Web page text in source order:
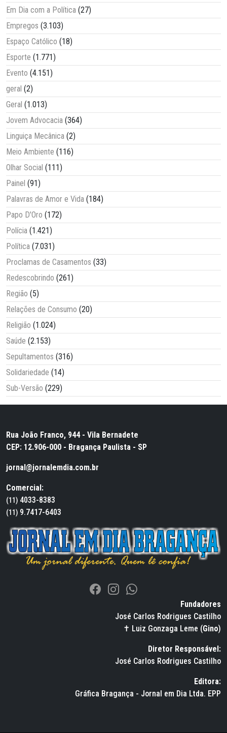
Em Dia com a Política (27)
Empregos (3.103)
Espaço Católico (18)
Esporte (1.771)
Evento (4.151)
geral (2)
Geral (1.013)
Jovem Advocacia (364)
Linguiça Mecânica (2)
Meio Ambiente (116)
Olhar Social (111)
Painel (91)
Palavras de Amor e Vida (184)
Papo D'Oro (172)
Polícia (1.421)
Política (7.031)
Proclamas de Casamentos (33)
Redescobrindo (261)
Região (5)
Relações de Consumo (20)
Religião (1.024)
Saúde (2.153)
Sepultamentos (316)
Solidariedade (14)
Sub-Versão (229)
Rua João Franco, 944 - Vila Bernadete
CEP: 12.906-000 - Bragança Paulista - SP
jornal@jornalemdia.com.br
Comercial:
(11) 4033-8383
(11) 9.7417-6403
Fundadores
José Carlos Rodrigues Castilho
✝ Luiz Gonzaga Leme (Gino)
Diretor Responsável:
José Carlos Rodrigues Castilho
Editora:
Gráfica Bragança - Jornal em Dia Ltda. EPP